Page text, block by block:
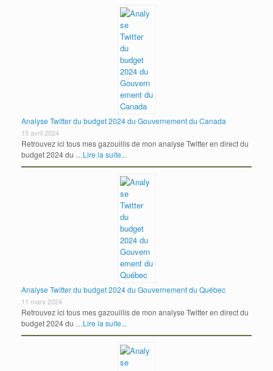
Analyse Twitter du budget 2024 du Gouvernement du Canada
15 avril 2024
Retrouvez ici tous mes gazouillis de mon analyse Twitter en direct du
budget 2024 du …Lire la suite...
Analyse Twitter du budget 2024 du Gouvernement du Québec
11 mars 2024
Retrouvez ici tous mes gazouillis de mon analyse Twitter en direct du
budget 2024 du …Lire la suite...